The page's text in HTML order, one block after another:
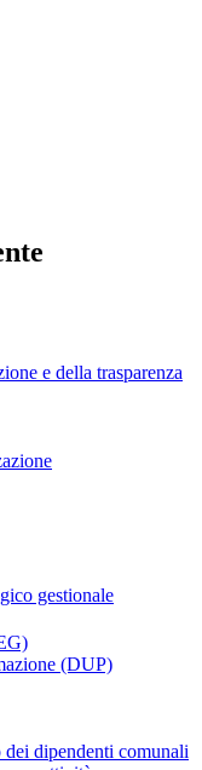
e della trasparenza
gestionale
(DUP)
dipendenti comunali